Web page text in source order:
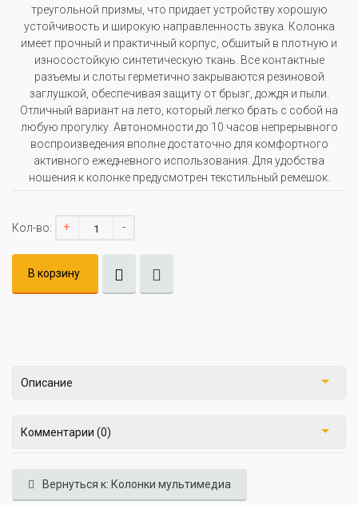
треугольной призмы, что придает устройству хорошую
устойчивость и широкую направленность звука. Колонка
имеет прочный и практичный корпус, обшитый в плотную и
износостойкую синтетическую ткань. Все контактные
разъемы и слоты герметично закрываются резиновой
заглушкой, обеспечивая защиту от брызг, дождя и пыли.
Отличный вариант на лето, который легко брать с собой на
любую прогулку. Автономности до 10 часов непрерывного
воспроизведения вполне достаточно для комфортного
активного ежедневного использования. Для удобства
ношения к колонке предусмотрен текстильный ремешок.
Кол-во: + -
В корзину
Описание
Комментарии (0)
Вернуться к: Колонки мультимедиа